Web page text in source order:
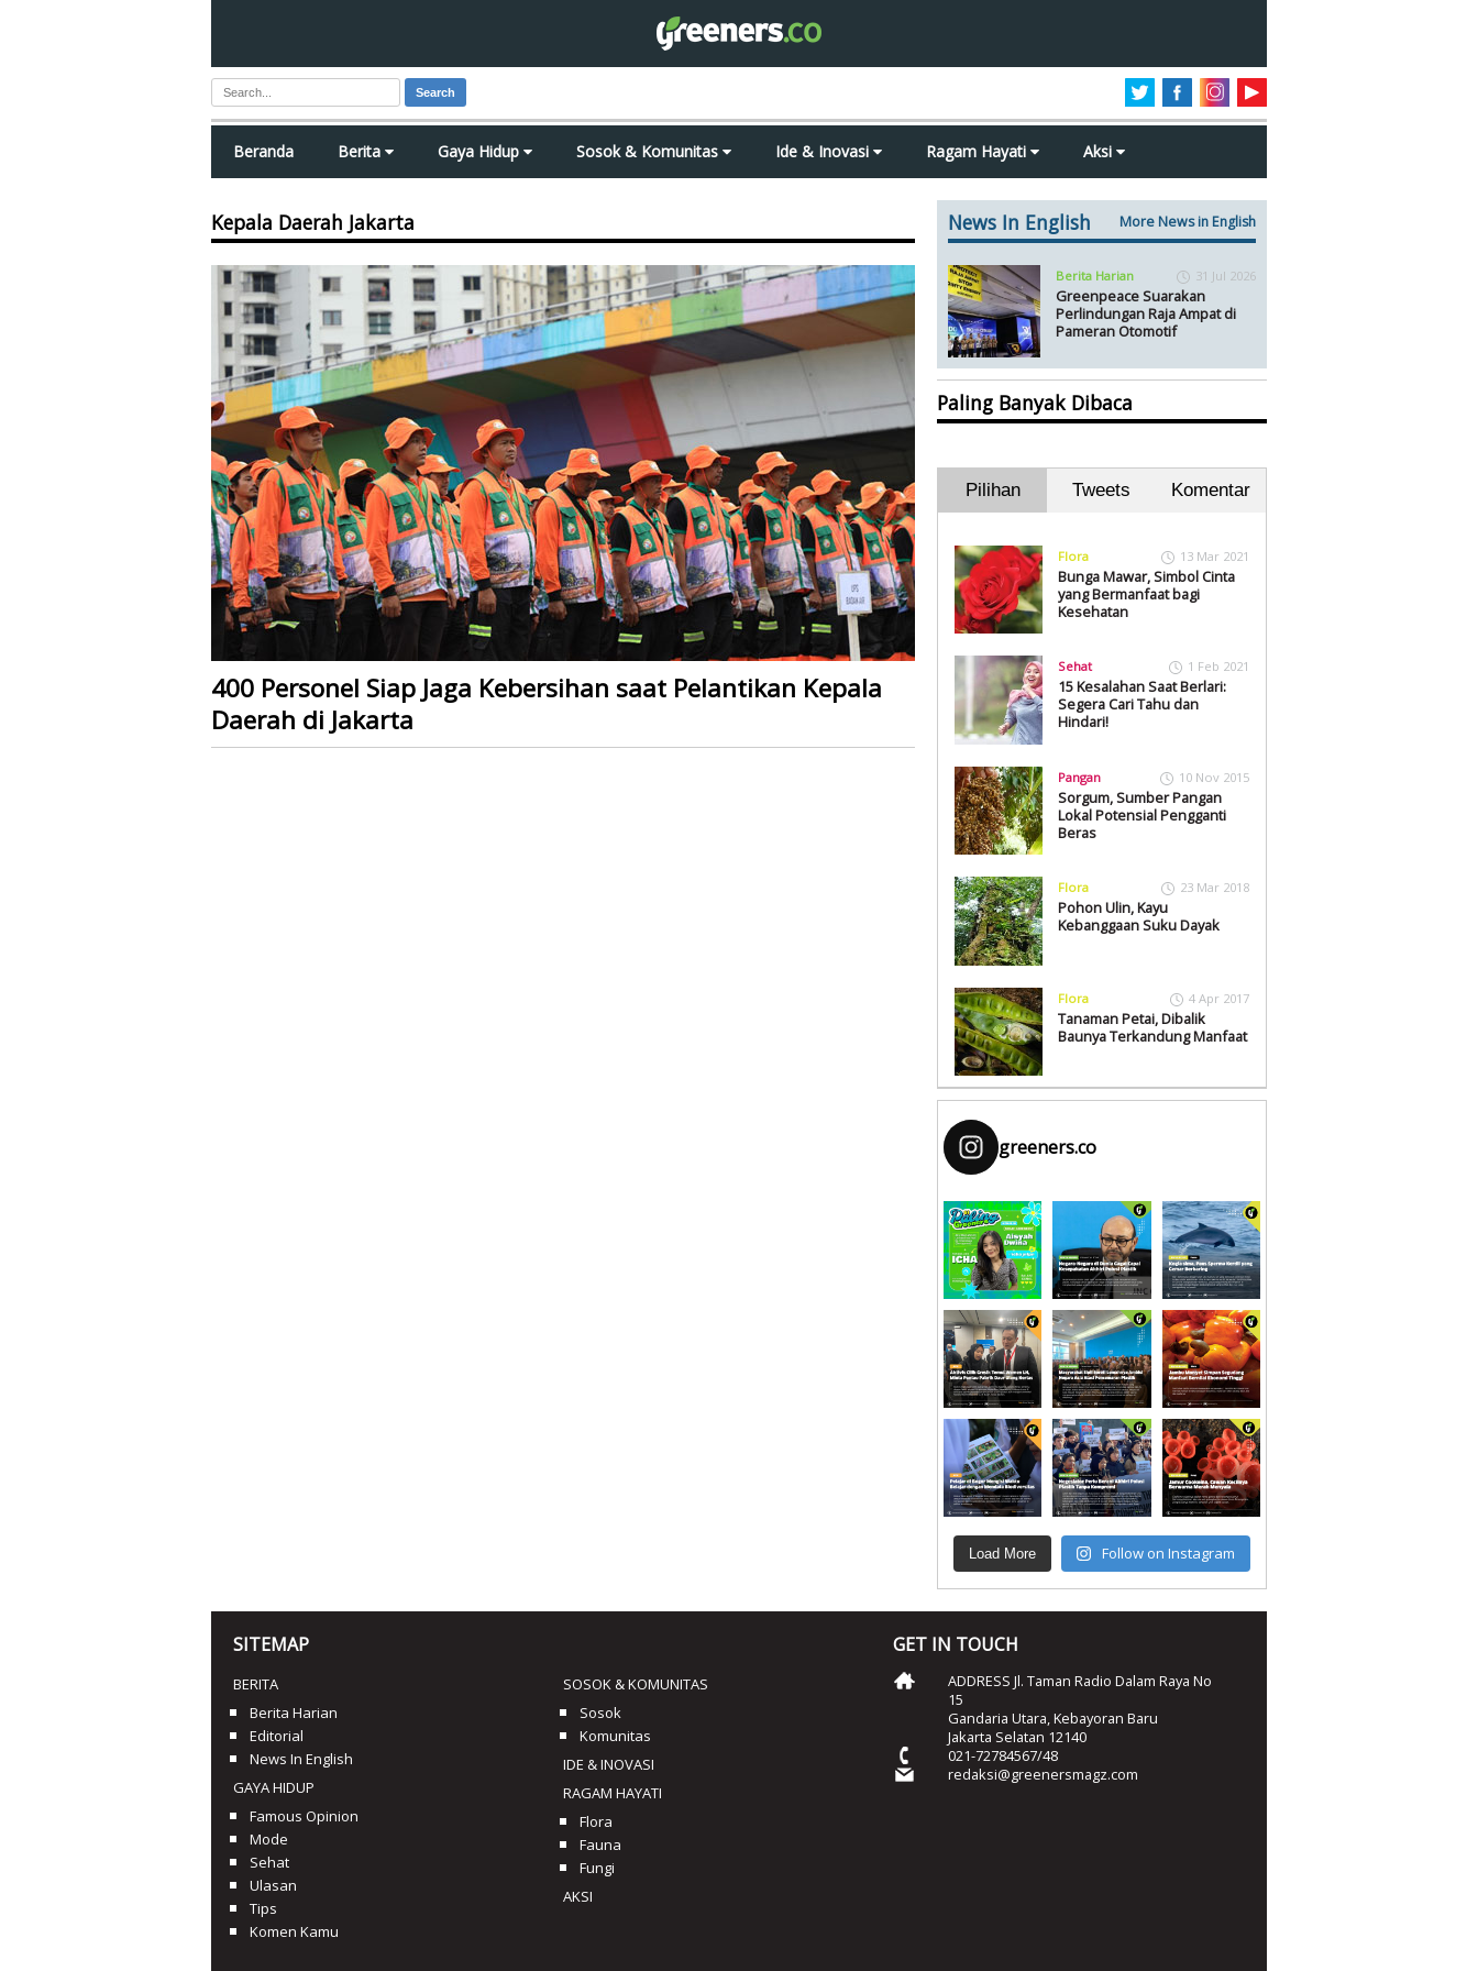
Search
Beranda Berita Gaya Hidup Sosok & Komunitas Ide & Inovasi Ragam Hayati Aksi
Kepala Daerah Jakarta
400 Personel Siap Jaga Kebersihan saat Pelantikan Kepala
Daerah di Jakarta
News In English More News in English
Berita Harian 31 Jul 2026
Greenpeace Suarakan
Perlindungan Raja Ampat di
Pameran Otomotif
Paling Banyak Dibaca
Pilihan Tweets Komentar
Flora 13 Mar 2021
Bunga Mawar, Simbol Cinta
yang Bermanfaat bagi
Kesehatan
Sehat 1 Feb 2021
15 Kesalahan Saat Berlari:
Segera Cari Tahu dan
Hindari!
Pangan 10 Nov 2015
Sorgum, Sumber Pangan
Lokal Potensial Pengganti
Beras
Flora 23 Mar 2018
Pohon Ulin, Kayu
Kebanggaan Suku Dayak
Flora 4 Apr 2017
Tanaman Petai, Dibalik
Baunya Terkandung Manfaat
greeners.co
Load More Follow on Instagram
SITEMAP
BERITA
Berita Harian
Editorial
News In English
GAYA HIDUP
Famous Opinion
Mode
Sehat
Ulasan
Tips
Komen Kamu
SOSOK & KOMUNITAS
Sosok
Komunitas
IDE & INOVASI
RAGAM HAYATI
Flora
Fauna
Fungi
AKSI
GET IN TOUCH
ADDRESS Jl. Taman Radio Dalam Raya No
15
Gandaria Utara, Kebayoran Baru
Jakarta Selatan 12140
021-72784567/48
redaksi@greenersmagz.com